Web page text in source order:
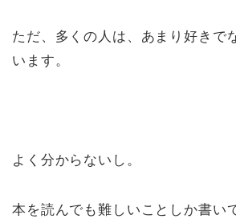
ただ、多くの人は、あまり好きで
います。
よく分からないし。
本を読んでも難しいことしか書い